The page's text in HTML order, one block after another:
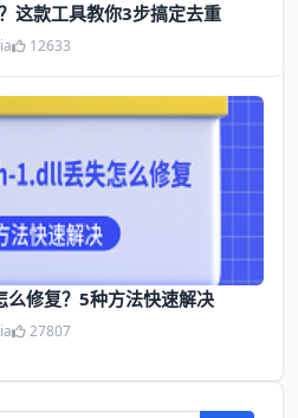
这款工具教你3步搞定去重
12633
修复？5种方法快速解决
27807